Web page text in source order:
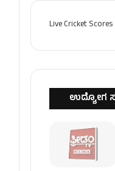
Live Cricket Scores
ಉದ್ಯೋಗ